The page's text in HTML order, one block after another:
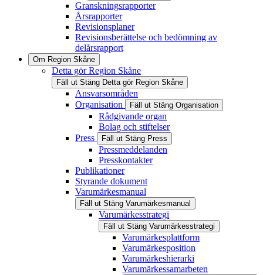
Granskningsrapporter
Årsrapporter
Revisionsplaner
Revisionsberättelse och bedömning av
delårsrapport
Om Region Skåne
Detta gör Region Skåne
Fäll ut Stäng Detta gör Region Skåne
Ansvarsområden
Organisation
Fäll ut Stäng Organisation
Rådgivande organ
Bolag och stiftelser
Press
Fäll ut Stäng Press
Pressmeddelanden
Presskontakter
Publikationer
Styrande dokument
Varumärkesmanual
Fäll ut Stäng Varumärkesmanual
Varumärkesstrategi
Fäll ut Stäng Varumärkesstrategi
Varumärkesplattform
Varumärkesposition
Varumärkeshierarki
Varumärkessamarbeten